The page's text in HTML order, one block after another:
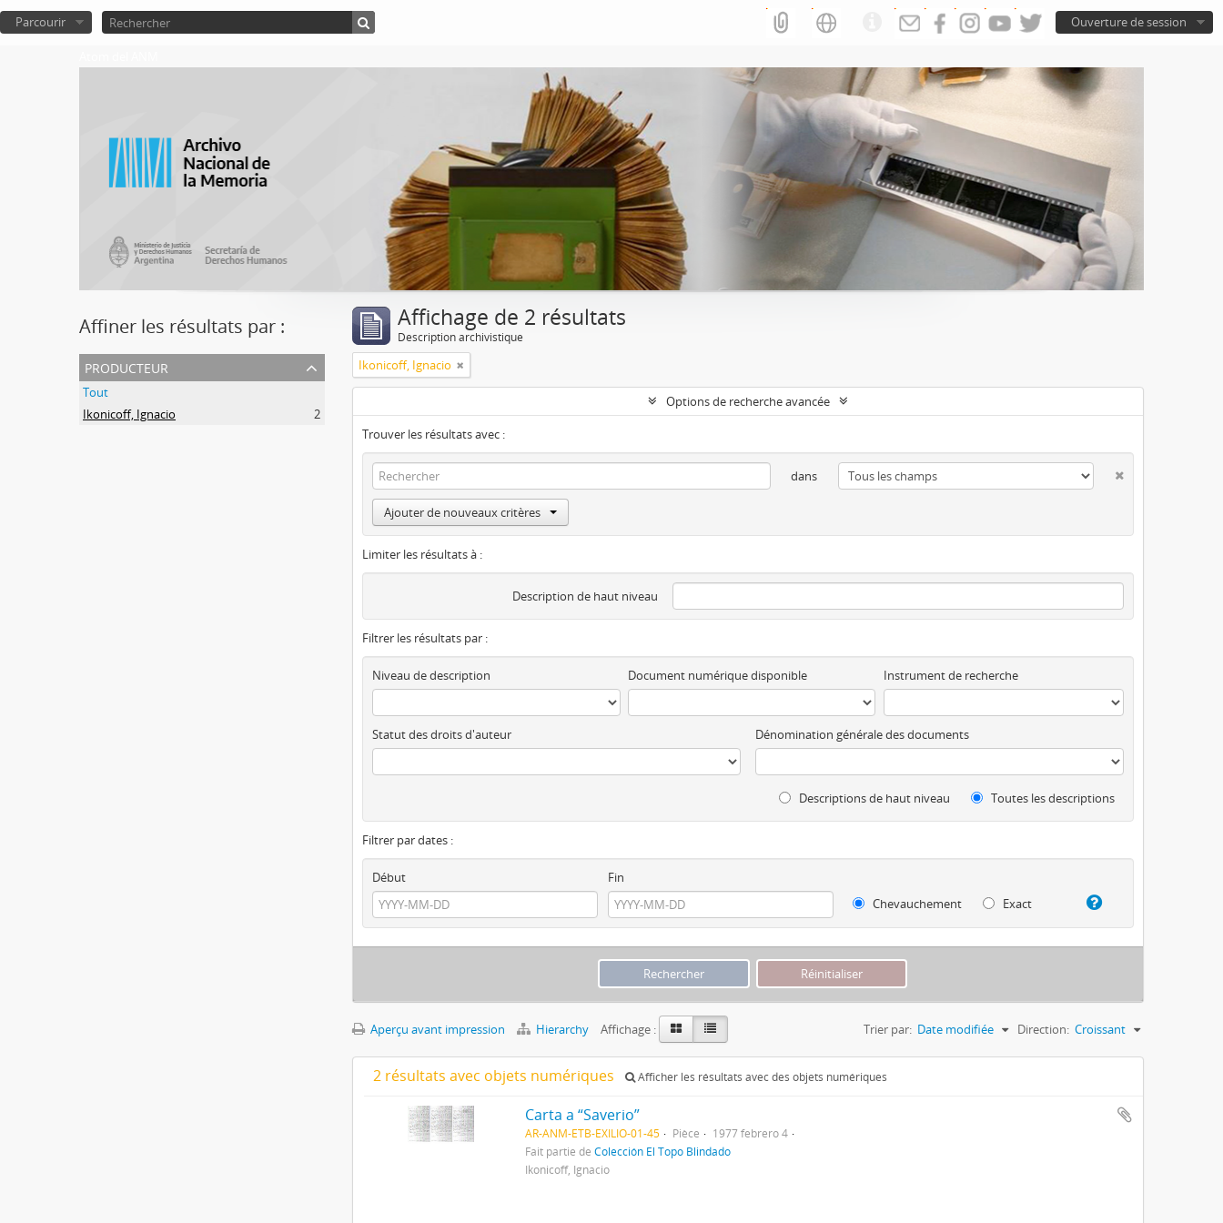
Ouverture de session
Parcourir
Affiner les résultats par :
producteur
Tout
Ikonicoff, Ignacio
2
Affichage de 2 résultats
Description archivistique
Ikonicoff, Ignacio
Options de recherche avancée
Trouver les résultats avec :
dans
Ajouter de nouveaux critères
Limiter les résultats à :
Description de haut niveau
Filtrer les résultats par :
Niveau de description Document numérique disponible Instrument de recherche
Statut des droits d'auteur Dénomination générale des documents
Descriptions de haut niveau Toutes les descriptions
Filtrer par dates :
Début
Fin
Chevauchement
Exact
Aperçu avant impression Hierarchy Affichage : Trier par: Date modifiée Direction: Croissant
2 résultats avec objets numériques Afficher les résultats avec des objets numériques
Carta a “Saverio”
AR-ANM-ETB-EXILIO-01-45 Pièce
1977 febrero 4
Fait partie deColección El Topo Blindado
Ikonicoff, Ignacio